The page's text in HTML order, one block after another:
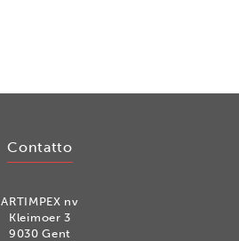
Contatto
ARTIMPEX nv
Kleimoer 3
9030 Gent